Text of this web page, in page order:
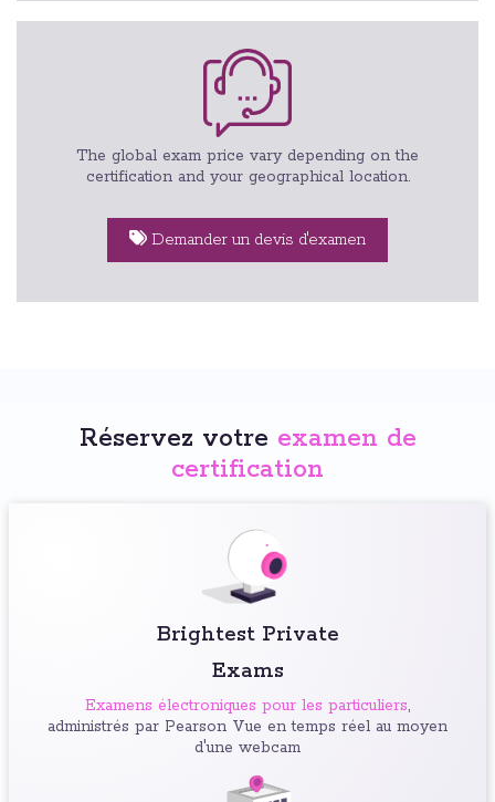
The global exam price vary depending on the
certification and your geographical location.
Demander un devis d'examen
Réservez votre examen de
certification
Brightest Private
Exams
Examens électroniques pour les particuliers,
administrés par Pearson Vue en temps réel au moyen
d'une webcam